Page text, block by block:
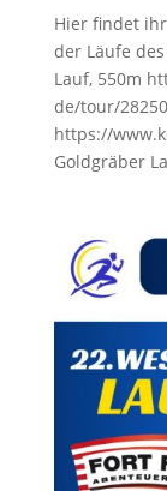
Hier findet
der Läufe
Lauf, 550m
de/tour/
https://
Goldgräber